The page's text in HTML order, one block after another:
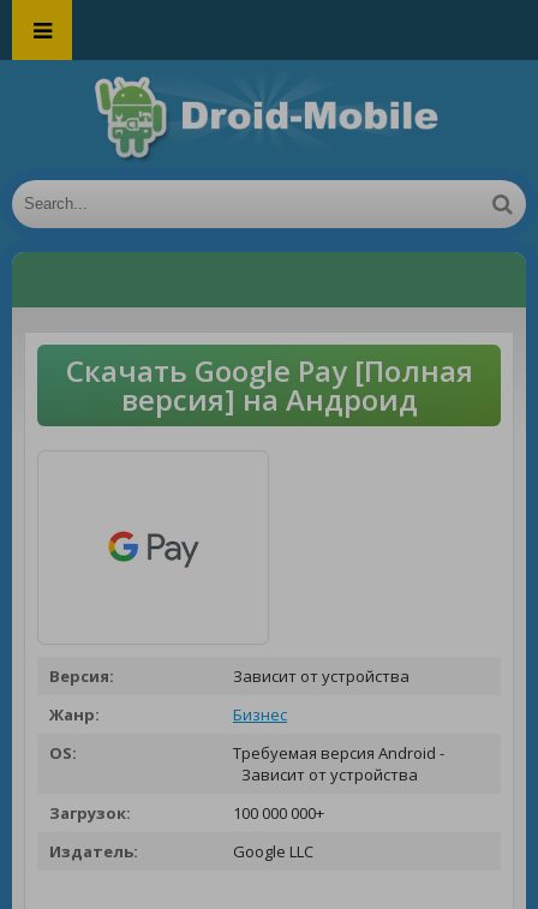
Скачать Google Pay [Полная
версия] на Андроид
Версия:
Зависит от устройства
Жанр:
Бизнес
OS:
Требуемая версия Android -
Зависит от устройства
Загрузок:
100 000 000+
Издатель:
Google LLC